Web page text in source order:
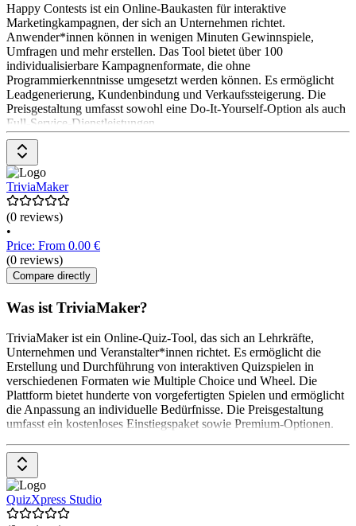
Happy Contests ist ein Online-Baukasten für interaktive
Marketingkampagnen, der sich an Unternehmen richtet.
Anwender*innen können in wenigen Minuten Gewinnspiele,
Umfragen und mehr erstellen. Das Tool bietet über 100
individualisierbare Kampagnenformate, die ohne
Programmierkenntnisse umgesetzt werden können. Es ermöglicht
Leadgenerierung, Kundenbindung und Verkaufssteigerung. Die
Preisgestaltung umfasst sowohl eine Do-It-Yourself-Option als auch
Full-Service-Dienstleistungen.
TriviaMaker
(0 reviews)
•
Price: From 0.00 €
(0 reviews)
Compare directly
Was ist TriviaMaker?
TriviaMaker ist ein Online-Quiz-Tool, das sich an Lehrkräfte,
Unternehmen und Veranstalter*innen richtet. Es ermöglicht die
Erstellung und Durchführung von interaktiven Quizspielen in
verschiedenen Formaten wie Multiple Choice und Wheel. Die
Plattform bietet hunderte von vorgefertigten Spielen und ermöglicht
die Anpassung an individuelle Bedürfnisse. Die Preisgestaltung
umfasst ein kostenloses Einstiegspaket sowie Premium-Optionen.
QuizXpress Studio